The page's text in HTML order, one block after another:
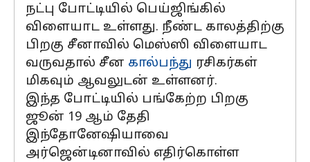
நட்பு போட்டியில் பெய்ஜிங்கில்
விளையாட உள்ளது. நீண்ட காலத்திற்கு
பிறகு சீனாவில் மெஸ்ஸி விளையாட
வருவதால் சீன கால்பந்து ரசிகர்கள்
மிகவும் ஆவலுடன் உள்ளனர்.
இந்த போட்டியில் பங்கேற்ற பிறகு
ஜூன் 19 ஆம் தேதி
இந்தோனேஷியாவை
அர்ஜென்டினாவில் எதிர்கொள்ள